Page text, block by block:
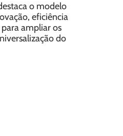
o modelo
eficiência
ampliar os
do